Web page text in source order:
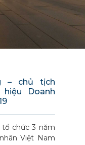
– chủ tịch
Doanh
tổ chức 3 năm
Việt Nam